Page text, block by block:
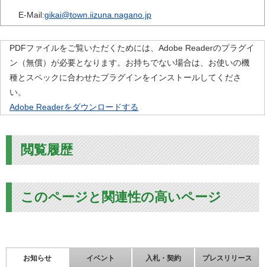
E-Mail:gikai@town.iizuna.nagano.jp
PDFファイルをご覧いただくためには、Adobe Readerのプラグイ
ン（無償）が必要となります。お持ちでない場合は、お使いの機
種とスペックに合わせたプラグインをインストールしてくださ
い。
Adobe Readerをダウンロードする
閲覧履歴
このページと関連性の高いページ
お知らせ イベント 入札・契約 プレスリリース